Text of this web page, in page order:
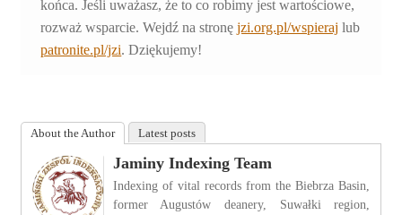
końca. Jeśli uważasz, że to co robimy jest wartościowe,
rozważ wsparcie. Wejdź na stronęjzi.org.pl/wspieraj lub
patronite.pl/jzi. Dziękujemy!
About the Author Latest posts
Jaminy Indexing Team
Indexing of vital records from the Biebrza Basin,
former Augustów deanery, Suwałki region,